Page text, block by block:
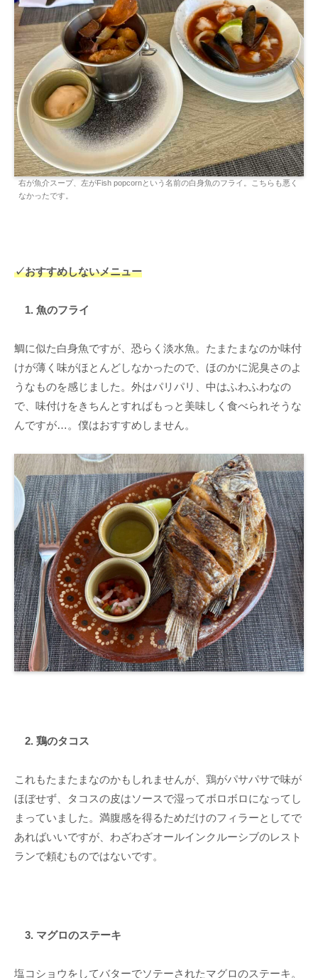
右が魚介スープ、左がFish popcornという名前の白身魚のフライ。こちらも悪く
なかったです。
✓おすすめしないメニュー
1. 魚のフライ
鯛に似た白身魚ですが、恐らく淡水魚。たまたまなのか味付
けが薄く味がほとんどしなかったので、ほのかに泥臭さのよ
うなものを感じました。外はパリパリ、中はふわふわなの
で、味付けをきちんとすればもっと美味しく食べられそうな
んですが…。僕はおすすめしません。
2. 鶏のタコス
これもたまたまなのかもしれませんが、鶏がパサパサで味が
ほぼせず、タコスの皮はソースで湿ってボロボロになってし
まっていました。満腹感を得るためだけのフィラーとしてで
あればいいですが、わざわざオールインクルーシブのレスト
ランで頼むものではないです。
3. マグロのステーキ
塩コショウをしてバターでソテーされたマグロのステーキ。